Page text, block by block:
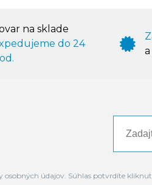
na sklade
do 24
údajov. Súhlas potvrdíte